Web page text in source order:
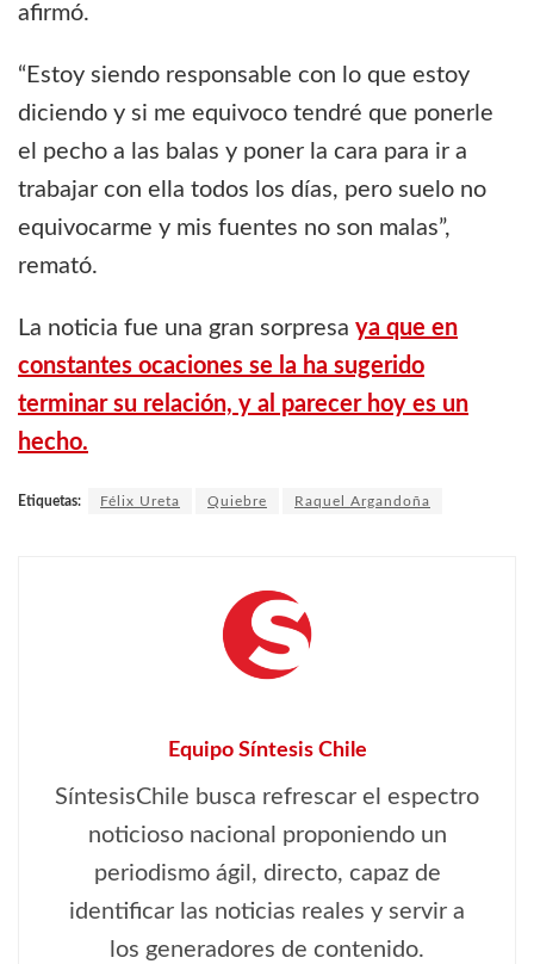
afirmó.
“Estoy siendo responsable con lo que estoy
diciendo y si me equivoco tendré que ponerle
el pecho a las balas y poner la cara para ir a
trabajar con ella todos los días, pero suelo no
equivocarme y mis fuentes no son malas”,
remató.
La noticia fue una gran sorpresa ya que en
constantes ocaciones se la ha sugerido
terminar su relación, y al parecer hoy es un
hecho.
Etiquetas: Félix Ureta Quiebre Raquel Argandoña
Equipo Síntesis Chile
SíntesisChile busca refrescar el espectro
noticioso nacional proponiendo un
periodismo ágil, directo, capaz de
identificar las noticias reales y servir a
los generadores de contenido.